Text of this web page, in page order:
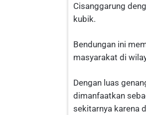
Cisanggarung
kubik.
Bendungan ini
masyarakat di
Dengan luas
dimanfaatkan
sekitarnya karena